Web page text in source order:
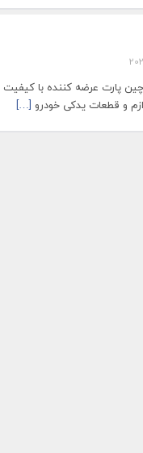
پارت عرضه کننده با کیفیت
و قطعات یدکی خودرو […]